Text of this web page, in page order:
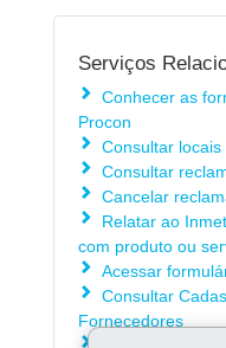
Serviços
Conhecer as
Procon
Consultar
Consultar
Cancelar
Relatar ao
com produto ou
Acessar
Consultar
Fornecedores